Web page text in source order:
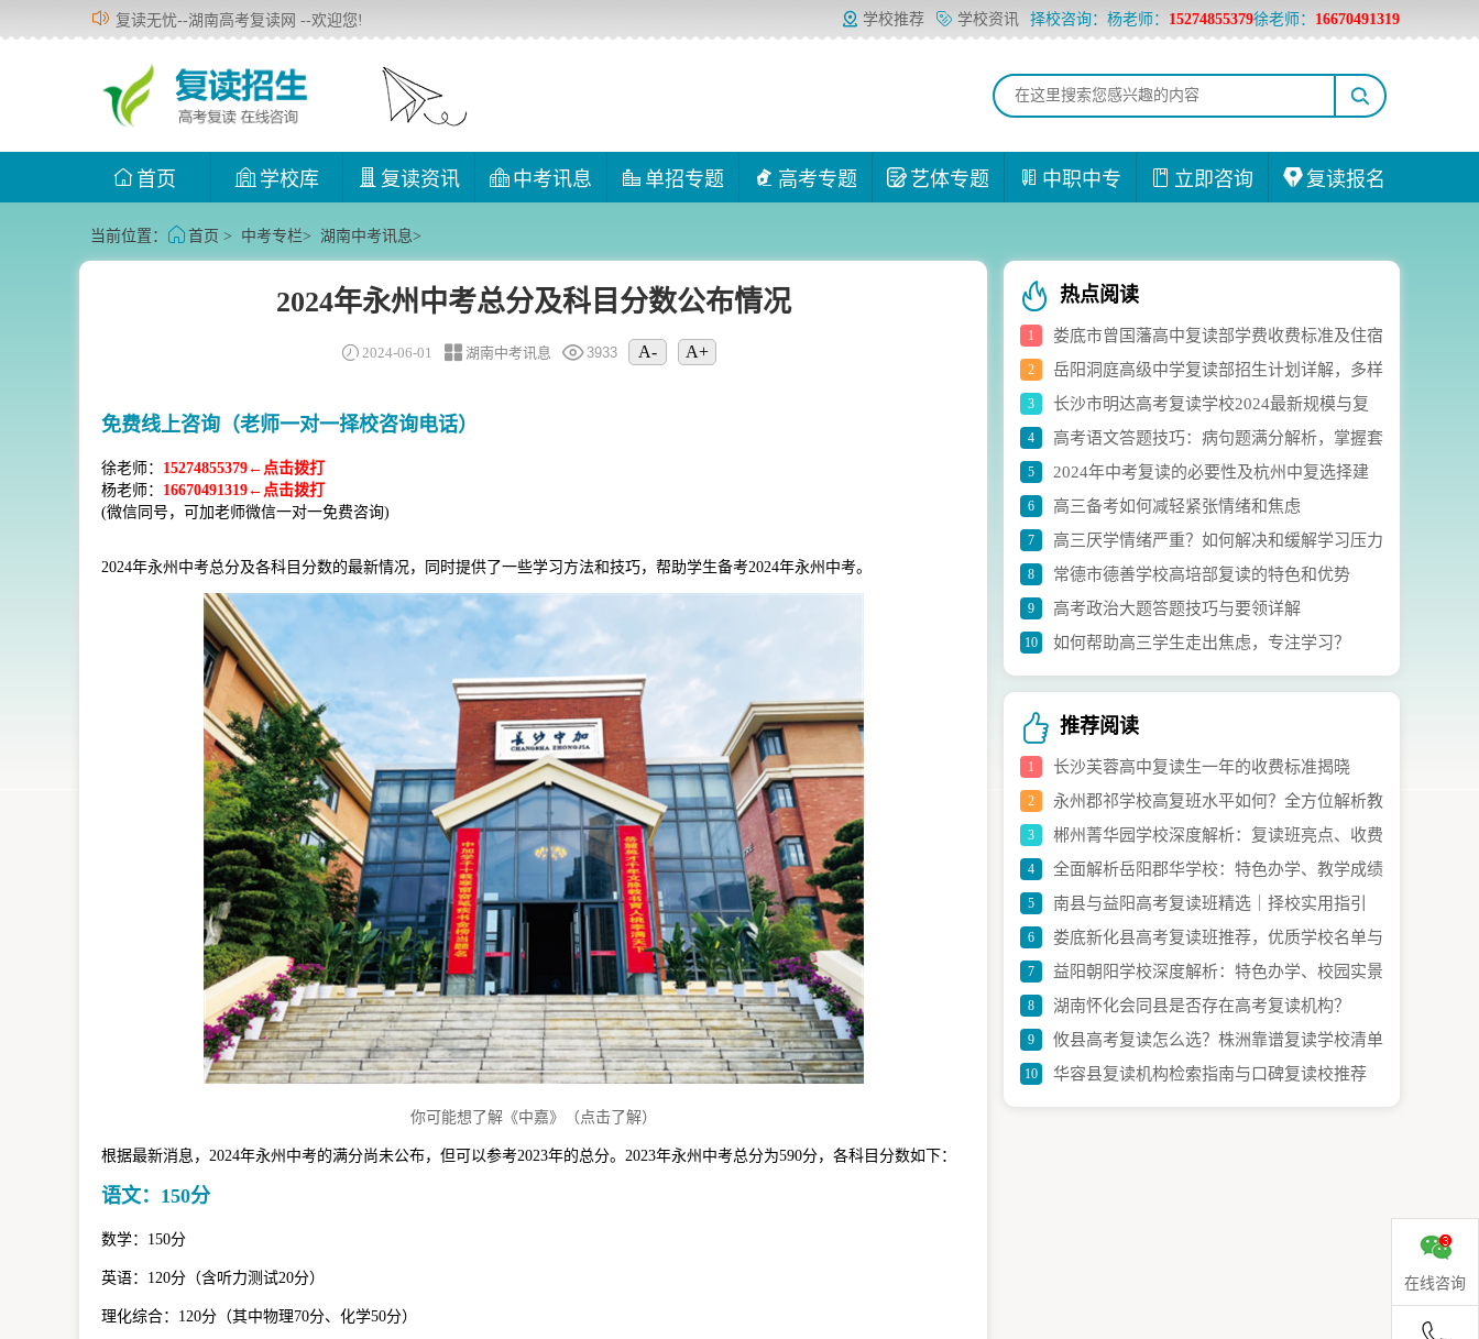
复读无忧--湖南高考复读网 --欢迎您!
首页 学校库 复读资讯 中考讯息 单招专题 高考专题 艺体专题 中职中专 立即咨询 复读报名
学校推荐 学校资讯 择校咨询：杨老师： 15274855379徐老师： 16670491319
当前位置： 首页 > 中考专栏> 湖南中考讯息>
2024年永州中考总分及科目分数公布情况
2024-06-01 湖南中考讯息 3933 A- A+
免费线上咨询（老师一对一择校咨询电话）
徐老师： 15274855379←点击拨打
杨老师： 16670491319←点击拨打
(微信同号，可加老师微信一对一免费咨询)
2024年永州中考总分及各科目分数的最新情况，同时提供了一些学习方法和技巧，帮助学生备考2024年永州中考。
你可能想了解《中嘉》（点击了解）
根据最新消息，2024年永州中考的满分尚未公布，但可以参考2023年的总分。2023年永州中考总分为590分，各科目分数如下：
语文：150分
数学：150分
英语：120分（含听力测试20分）
理化综合：120分（其中物理70分、化学50分）
热点阅读
1
娄底市曾国藩高中复读部学费收费标准及住宿
费用详解
2
岳阳洞庭高级中学复读部招生计划详解，多样
化选科组合助力学生成长
3
长沙市明达高考复读学校2024最新规模与复
读生人数实时统计
4
高考语文答题技巧：病句题满分解析，掌握套
路轻松应对
5
2024年中考复读的必要性及杭州中复选择建
议
6 高三备考如何减轻紧张情绪和焦虑
7 高三厌学情绪严重？如何解决和缓解学习压力
8 常德市德善学校高培部复读的特色和优势
9 高考政治大题答题技巧与要领详解
10 如何帮助高三学生走出焦虑，专注学习？
推荐阅读
1 长沙芙蓉高中复读生一年的收费标准揭晓
2
永州郡祁学校高复班水平如何？全方位解析教
学实力与升学成效
3
郴州菁华园学校深度解析：复读班亮点、收费
与办学特色全指南
4
全面解析岳阳郡华学校：特色办学、教学成绩
与获奖亮点
5 南县与益阳高考复读班精选｜择校实用指引
6
娄底新化县高考复读班推荐，优质学校名单与
择校指南请查收
7
益阳朝阳学校深度解析：特色办学、校园实景
与招生全攻略
8 湖南怀化会同县是否存在高考复读机构？
9
攸县高考复读怎么选？株洲靠谱复读学校清单
与建议
10 华容县复读机构检索指南与口碑复读校推荐
在线咨询